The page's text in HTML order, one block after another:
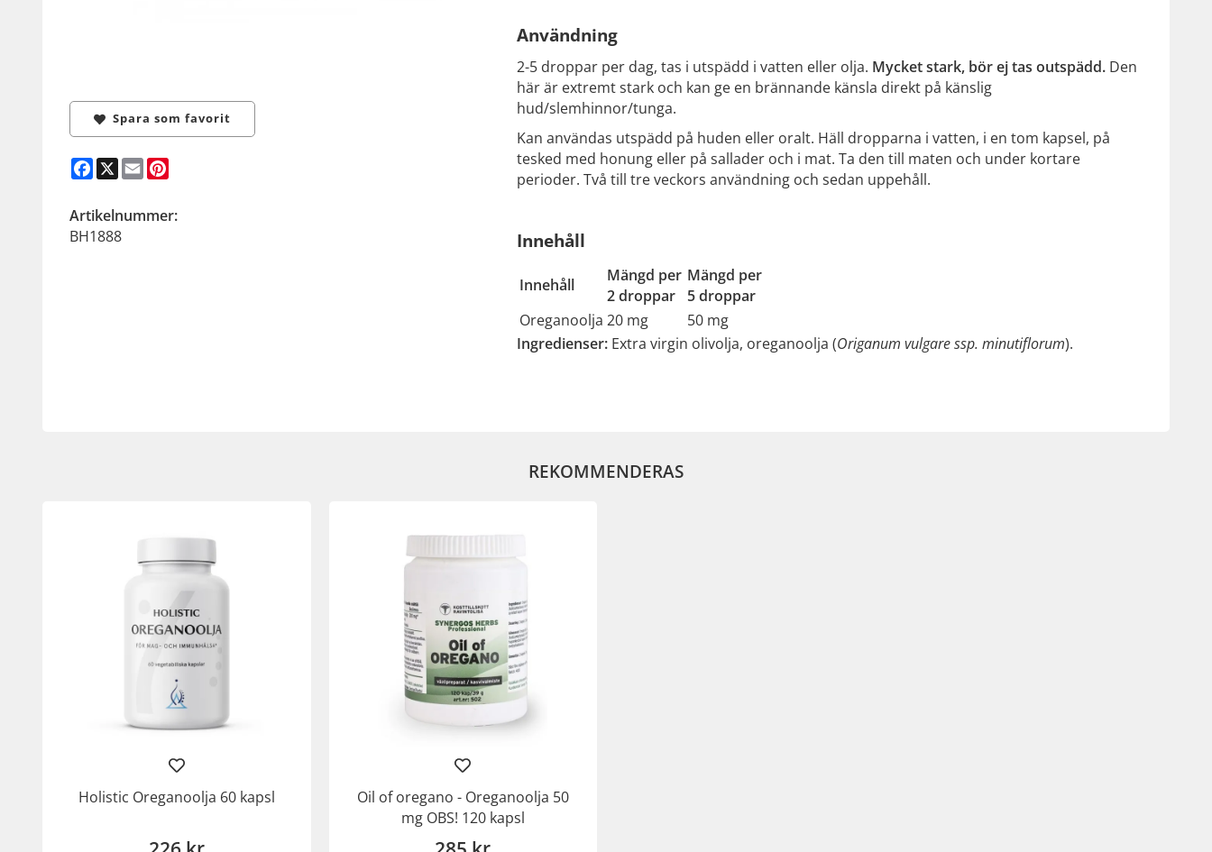
Användning
2-5 droppar per dag, tas i utspädd i vatten eller olja. Mycket stark, bör ej tas outspädd. Den
här är extremt stark och kan ge en brännande känsla direkt på känslig
hud/slemhinnor/tunga.
Kan användas utspädd på huden eller oralt. Häll dropparna i vatten, i en tom kapsel, på
tesked med honung eller på sallader och i mat. Ta den till maten och under kortare
perioder. Två till tre veckors användning och sedan uppehåll.
Innehåll
Innehåll
Mängd per
2 droppar
Mängd per
5 droppar
Oreganoolja 20 mg
50 mg
Ingredienser: Extra virgin olivolja, oreganoolja (Origanum vulgare ssp. minutiflorum).
Spara som favorit
Facebook
X Email
Artikelnummer:
BH1888
REKOMMENDERAS
Holistic Oreganoolja 60 kapsl
Oil of oregano - Oreganoolja 50
mg OBS! 120 kapsl